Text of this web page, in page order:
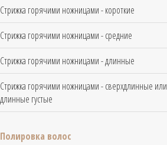
Стрижка горячими ножницами - короткие
Стрижка горячими ножницами - средние
Стрижка горячими ножницами - длинные
Стрижка горячими ножницами - сверхдлинные или
длинные густые
Полировка волос